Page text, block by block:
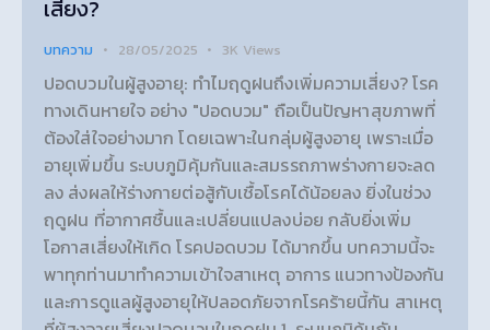
เสี่ยง?
บทความ 28/05/2025 3K Views
ปอดบวมในผู้สูงอายุ: ทำไมฤดูฝนถึงเพิ่มความเสี่ยง? โรค
ทางเดินหายใจ อย่าง "ปอดบวม" ถือเป็นปัญหาสุขภาพที่
ต้องใส่ใจอย่างมาก โดยเฉพาะในกลุ่มผู้สูงอายุ เพราะเมื่อ
อายุเพิ่มขึ้น ระบบภูมิคุ้มกันและสมรรถภาพร่างกายจะลด
ลง ส่งผลให้ร่างกายต่อสู้กับเชื้อโรคได้น้อยลง ยิ่งในช่วง
ฤดูฝน ที่อากาศชื้นและเปลี่ยนแปลงบ่อย กลับยิ่งเพิ่ม
โอกาสเสี่ยงให้เกิด โรคปอดบวม ได้มากขึ้น บทความนี้จะ
พาทุกท่านมาทำความเข้าใจสาเหตุ อาการ แนวทางป้องกัน
และการดูแลผู้สูงอายุให้ปลอดภัยจากโรคร้ายนี้กัน สาเหตุ